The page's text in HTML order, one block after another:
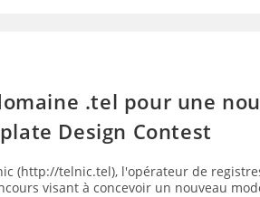
.tel pour une
Design Contest
(http://telnic.tel), l'opérateur de
visant à concevoir un nouveau